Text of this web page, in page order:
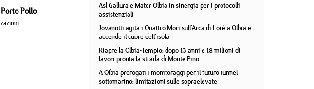
Pollo
Asl Gallura e Mater Olbia in sinergia per i protocolli
assistenziali
Jovanotti agita i Quattro Mori sull'Arca di Lorè a Olbia e
accende il cuore dell'isola
Riapre la Olbia-Tempio: dopo 13 anni e 18 milioni di
lavori pronta la strada di Monte Pino
A Olbia prorogati i monitoraggi per il futuro tunnel
sottomarino: limitazioni sulle sopraelevate